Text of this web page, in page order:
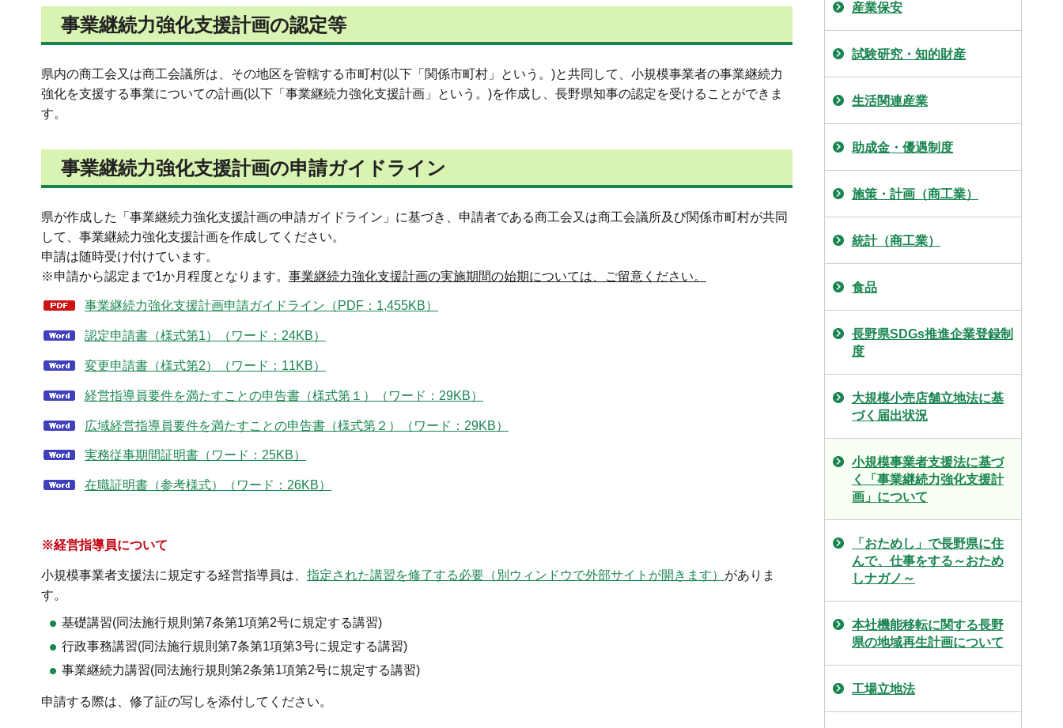
事業継続力強化支援計画の認定等
県内の商工会又は商工会議所は、その地区を管轄する市町村(以下「関係市町村」という。)と共同して、小規模事業者の事業継続力
強化を支援する事業についての計画(以下「事業継続力強化支援計画」という。)を作成し、長野県知事の認定を受けることができま
す。
事業継続力強化支援計画の申請ガイドライン
県が作成した「事業継続力強化支援計画の申請ガイドライン」に基づき、申請者である商工会又は商工会議所及び関係市町村が共同
して、事業継続力強化支援計画を作成してください。
申請は随時受け付けています。
※申請から認定まで1か月程度となります。 事業継続力強化支援計画の実施期間の始期については、ご留意ください。
事業継続力強化支援計画申請ガイドライン（PDF：1,455KB）
認定申請書（様式第1）（ワード：24KB）
変更申請書（様式第2）（ワード：11KB）
経営指導員要件を満たすことの申告書（様式第１）（ワード：29KB）
広域経営指導員要件を満たすことの申告書（様式第２）（ワード：29KB）
実務従事期間証明書（ワード：25KB）
在職証明書（参考様式）（ワード：26KB）
※経営指導員について
小規模事業者支援法に規定する経営指導員は、 指定された講習を修了する必要（別ウィンドウで外部サイトが開きます） がありま
す。
基礎講習(同法施行規則第7条第1項第2号に規定する講習)
行政事務講習(同法施行規則第7条第1項第3号に規定する講習)
事業継続力講習(同法施行規則第2条第1項第2号に規定する講習)
申請する際は、修了証の写しを添付してください。
産業保安
試験研究・知的財産
生活関連産業
助成金・優遇制度
施策・計画（商工業）
統計（商工業）
食品
長野県SDGs推進企業登録制
度
大規模小売店舗立地法に基
づく届出状況
小規模事業者支援法に基づ
く「事業継続力強化支援計
画」について
「おためし」で長野県に住
んで、仕事をする～おため
しナガノ～
本社機能移転に関する長野
県の地域再生計画について
工場立地法